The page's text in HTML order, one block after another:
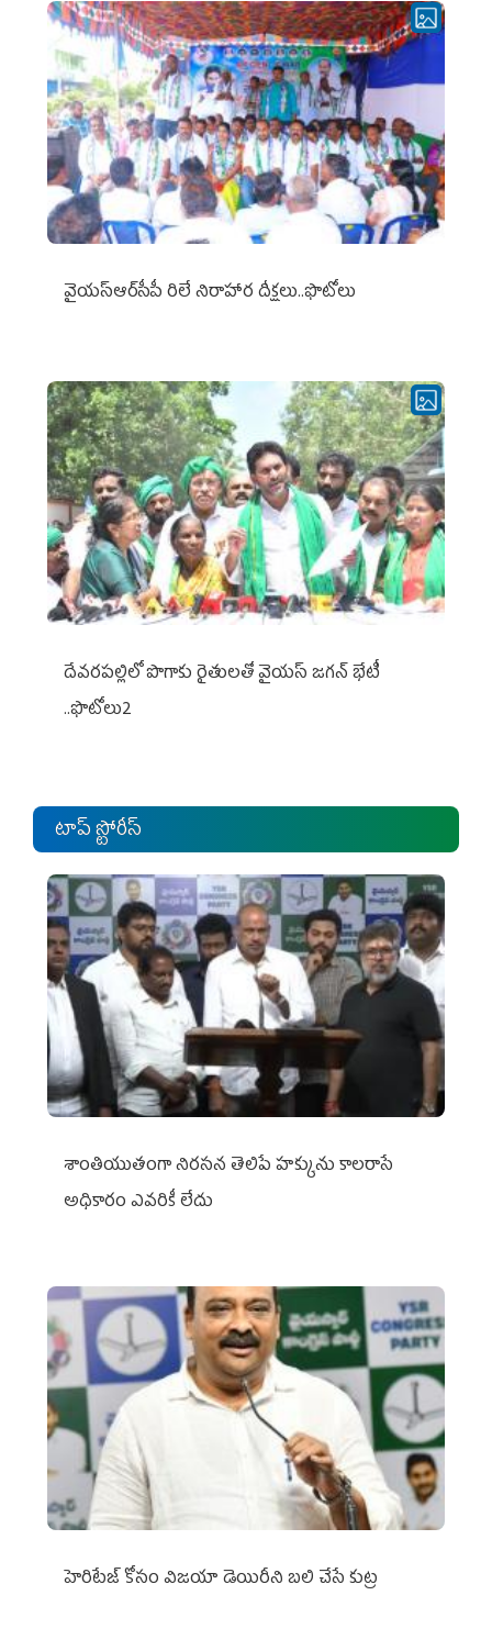
వైయ‌స్ఆర్‌సీపీ రిలే నిరాహార దీక్షలు..ఫొటోలు
దేవరపల్లిలో పొగాకు రైతులతో వైయస్ జగన్ భేటీ
..ఫొటోలు2
టాప్ స్టోరీస్
శాంతియుతంగా నిరసన తెలిపే హక్కును కాలరాసే
అధికారం ఎవరికీ లేదు
హెరిటేజ్ కోసం విజయా డెయిరీని బలి చేసే కుట్ర‌